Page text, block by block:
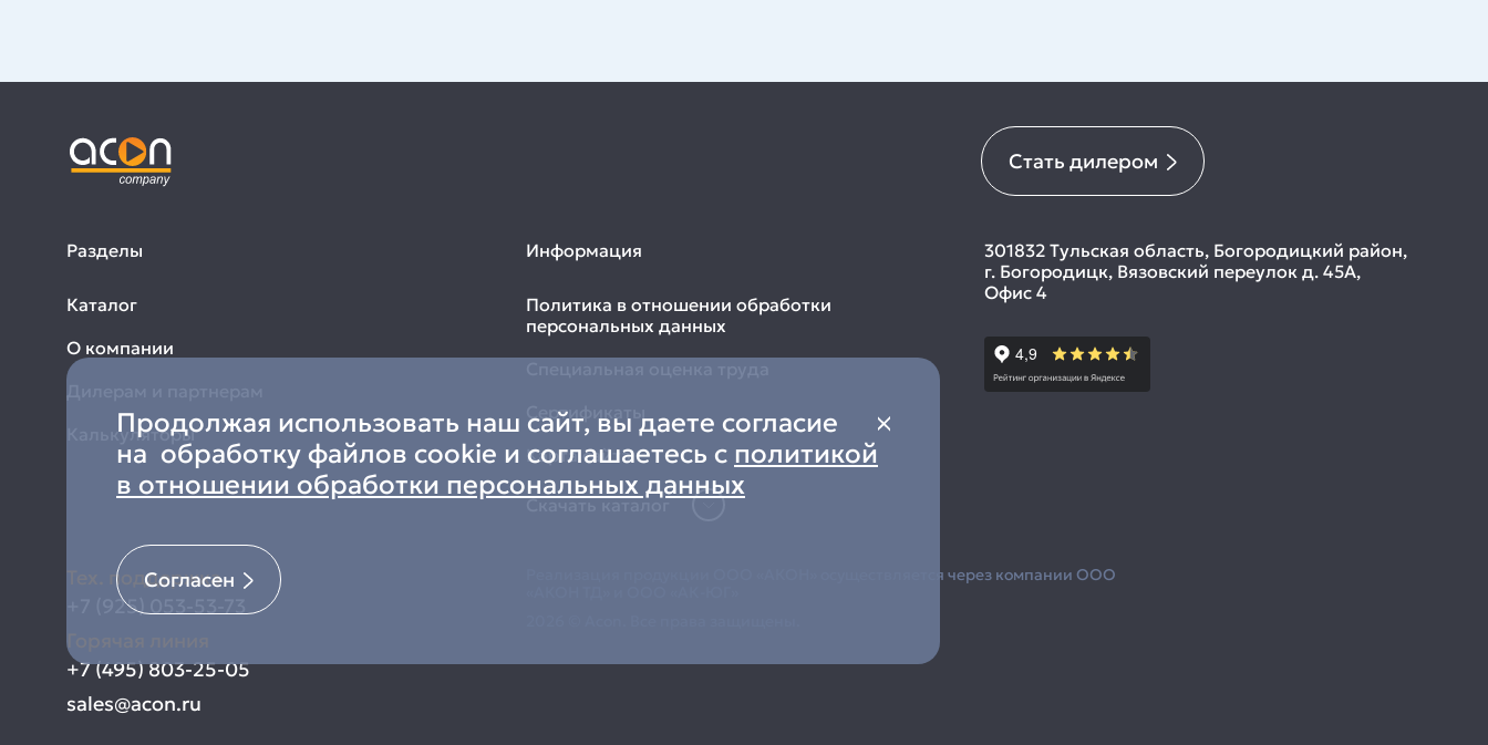
Продолжая использовать наш сайт, вы даете согласие
на обработку файлов cookie и соглашаетесь с политикой
в отношении обработки персональных данных
Согласен
Стать дилером
Разделы
Каталог
О компании
Калькуляторы
Информация
Политика в отношении обработки
персональных данных
Сертификаты
Карта сайта
Скачать каталог
301832 Тульская область, Богородицкий район,
г. Богородицк, Вязовский переулок д. 45А,
Офис 4
Тех. поддержка
+7 (925) 053-53-73
Горячая линия
+7 (495) 803-25-05
sales@acon.ru
Реализация продукции ООО «АКОН» осуществляется через компании ООО